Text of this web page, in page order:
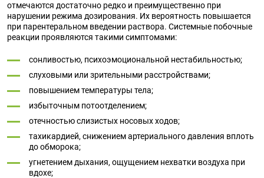
отмечаются достаточно редко и преимущественно при
нарушении режима дозирования. Их вероятность повышается
при парентеральном введении раствора. Системные побочные
реакции проявляются такими симптомами:
сонливостью, психоэмоциональной нестабильностью;
слуховыми или зрительными расстройствами;
повышением температуры тела;
избыточным потоотделением;
отечностью слизистых носовых ходов;
тахикардией, снижением артериального давления вплоть
до обморока;
угнетением дыхания, ощущением нехватки воздуха при
вдохе;